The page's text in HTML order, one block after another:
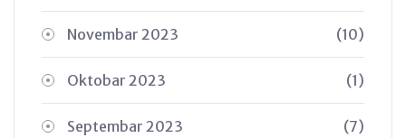
Novembar 2023 (10)
Oktobar 2023 (1)
Septembar 2023 (7)